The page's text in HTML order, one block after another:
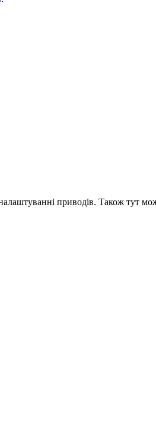
приводів. Також тут